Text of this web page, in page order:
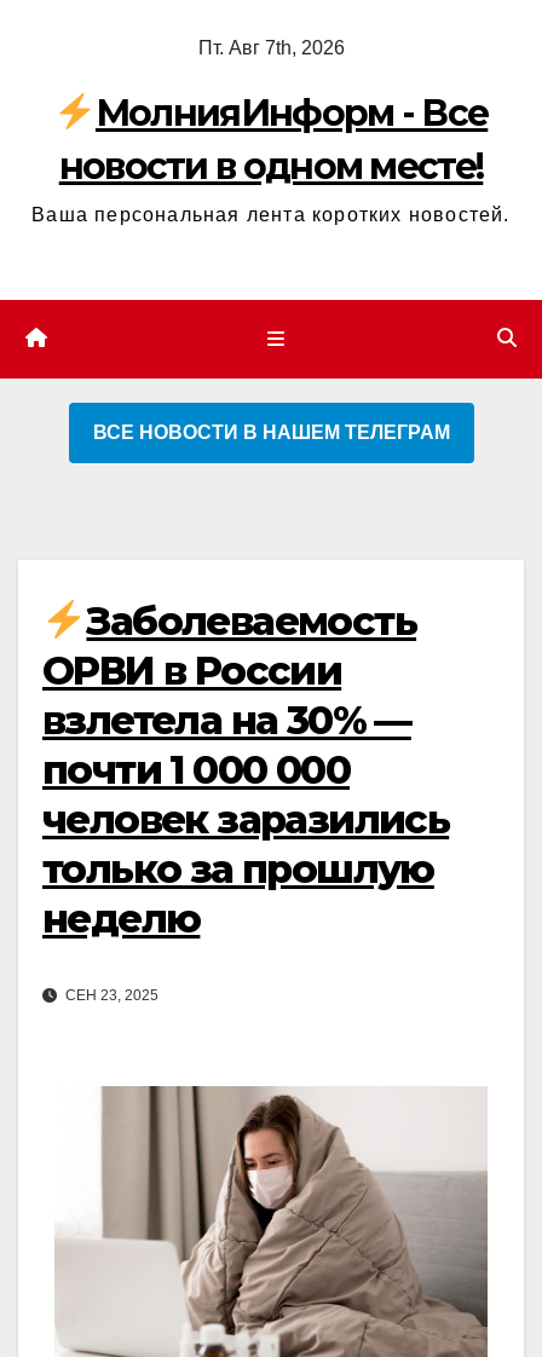
содержимому
Пт. Авг 7th, 2026
МолнияИнформ - Все
новости в одном месте!
Ваша персональная лента коротких новостей.
ВСЕ НОВОСТИ В НАШЕМ ТЕЛЕГРАМ
Заболеваемость
ОРВИ в России
взлетела на 30% —
почти 1 000 000
человек заразились
только за прошлую
неделю
СЕН 23, 2025